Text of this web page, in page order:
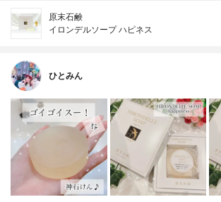
原末石鹸
イロンデルソープ ハピネス
ひとみん